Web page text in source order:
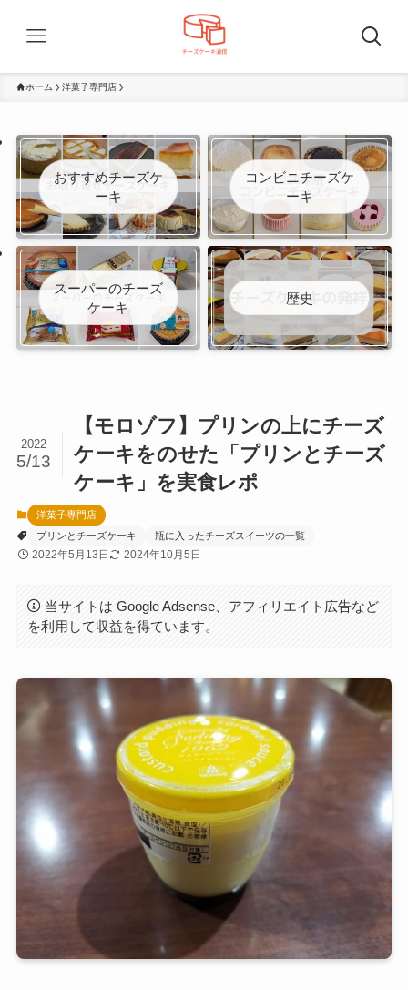
ホーム 洋菓子専門店
おすすめチーズケ
ーキ
コンビニチーズケ
ーキ
スーパーのチーズ
ケーキ
歴史
【モロゾフ】プリンの上にチーズ
ケーキをのせた「プリンとチーズ
ケーキ」を実食レポ
2022
5/13
洋菓子専門店
プリンとチーズケーキ
瓶に入ったチーズスイーツの一覧
2022年5月13日 2024年10月5日
当サイトは Google Adsense、アフィリエイト広告など
を利用して収益を得ています。